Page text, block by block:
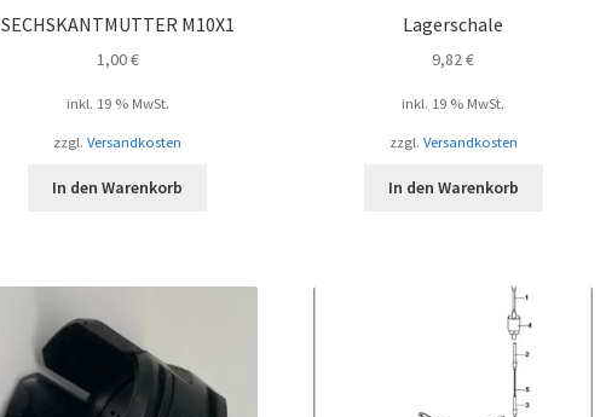
SECHSKANTMUTTER M10X1
1,00€
inkl. 19 % MwSt.
zzgl.Versandkosten
In den Warenkorb
Lagerschale
9,82€
inkl. 19 % MwSt.
zzgl. Versandkosten
In den Warenkorb